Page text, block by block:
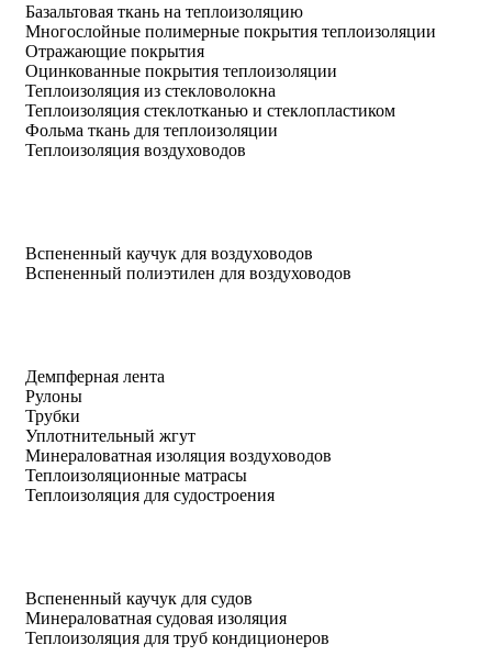
Базальтовая ткань на теплоизоляцию
Многослойные полимерные покрытия теплоизоляции
Отражающие покрытия
Оцинкованные покрытия теплоизоляции
Теплоизоляция из стекловолокна
Теплоизоляция стеклотканью и стеклопластиком
Фольма ткань для теплоизоляции
Теплоизоляция воздуховодов
Вспененный каучук для воздуховодов
Вспененный полиэтилен для воздуховодов
Демпферная лента
Рулоны
Трубки
Уплотнительный жгут
Минераловатная изоляция воздуховодов
Теплоизоляционные матрасы
Теплоизоляция для судостроения
Вспененный каучук для судов
Минераловатная судовая изоляция
Теплоизоляция для труб кондиционеров